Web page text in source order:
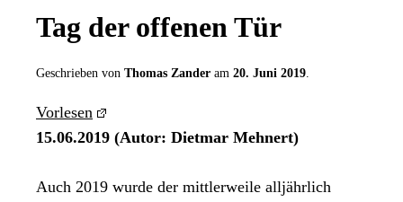
Tag der offenen Tür
Geschrieben von Thomas Zander am 20. Juni 2019.
Vorlesen
15.06.2019 (Autor: Dietmar Mehnert)
Auch 2019 wurde der mittlerweile alljährlich